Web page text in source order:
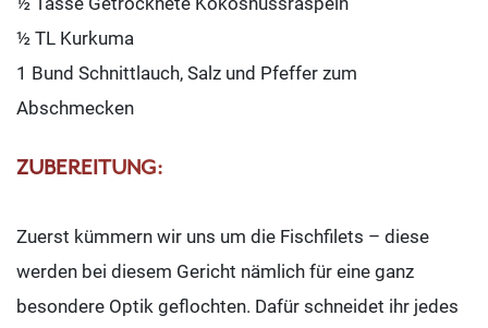
½ TL Kurkuma
1 Bund Schnittlauch, Salz und Pfeffer zum
Abschmecken
ZUBEREITUNG:
Zuerst kümmern wir uns um die Fischfilets – diese
werden bei diesem Gericht nämlich für eine ganz
besondere Optik geflochten. Dafür schneidet ihr jedes